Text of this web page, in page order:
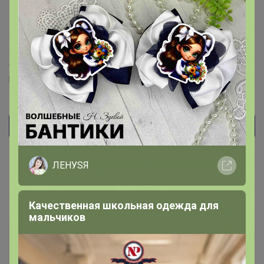
Здравствуйте! только с разных аккаунтов, в разные
закупки, или в разные недели развоз. Так как закупка
стопается еженедельно, вариант в разные недели
развоз отпадает.
ol_chik777
ЛЕНУSЯ
Качественная школьная одежда для
мальчиков